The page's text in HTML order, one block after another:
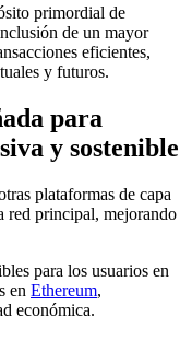
primordial de
de un mayor
eficientes,
y futuros.
para
y sostenible
plataformas de capa
red principal, mejorando
para los usuarios en
en Ethereum,
económica.